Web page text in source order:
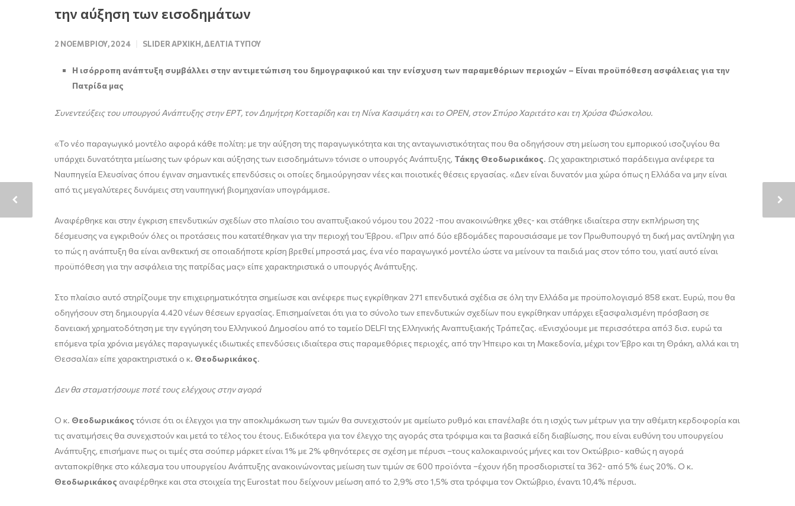
την αύξηση των εισοδημάτων
2 ΝΟΕΜΒΡΊΟΥ, 2024 SLIDER ΑΡΧΙΚΉ,ΔΕΛΤΊΑ ΤΎΠΟΥ
Η ισόρροπη ανάπτυξη συμβάλλει στην αντιμετώπιση του δημογραφικού και την ενίσχυση των παραμεθόριων περιοχών – Είναι προϋπόθεση ασφάλειας για την
Πατρίδα μας
Συνεντεύξεις του υπουργού Ανάπτυξης στην ΕΡΤ, τον Δημήτρη Κοτταρίδη και τη Νίνα Κασιμάτη και τοOPEN, στον Σπύρο Χαριτάτο και τη Χρύσα Φώσκολου.
«Το νέο παραγωγικό μοντέλο αφορά κάθε πολίτη: με την αύξηση της παραγωγικότητα και της ανταγωνιστικότητας που θα οδηγήσουν στη μείωση του εμπορικού ισοζυγίου θα
υπάρχει δυνατότητα μείωσης των φόρων και αύξησης των εισοδημάτων» τόνισε ο υπουργός Ανάπτυξης, Τάκης Θεοδωρικάκος. Ως χαρακτηριστικό παράδειγμα ανέφερε τα
Ναυπηγεία Ελευσίνας όπου έγιναν σημαντικές επενδύσεις οι οποίες δημιούργησαν νέες και ποιοτικές θέσεις εργασίας. «Δεν είναι δυνατόν μια χώρα όπως η Ελλάδα να μην είναι
από τις μεγαλύτερες δυνάμεις στη ναυπηγική βιομηχανία» υπογράμμισε.
Αναφέρθηκε και στην έγκριση επενδυτικών σχεδίων στο πλαίσιο του αναπτυξιακού νόμου του 2022 -που ανακοινώθηκε χθες- και στάθηκε ιδιαίτερα στην εκπλήρωση της
δέσμευσης να εγκριθούν όλες οι προτάσεις που κατατέθηκαν για την περιοχή του Έβρου. «Πριν από δύο εβδομάδες παρουσιάσαμε με τον Πρωθυπουργό τη δική μας αντίληψη για
το πώς η ανάπτυξη θα είναι ανθεκτική σε οποιαδήποτε κρίση βρεθεί μπροστά μας, ένα νέο παραγωγικό μοντέλο ώστε να μείνουν τα παιδιά μας στον τόπο του, γιατί αυτό είναι
προϋπόθεση για την ασφάλεια της πατρίδας μας» είπε χαρακτηριστικά ο υπουργός Ανάπτυξης.
Στο πλαίσιο αυτό στηρίζουμε την επιχειρηματικότητα σημείωσε και ανέφερε πως εγκρίθηκαν 271 επενδυτικά σχέδια σε όλη την Ελλάδα με προϋπολογισμό 858 εκατ. Ευρώ, που θα
οδηγήσουν στη δημιουργία 4.420 νέων θέσεων εργασίας. Επισημαίνεται ότι για το σύνολο των επενδυτικών σχεδίων που εγκρίθηκαν υπάρχει εξασφαλισμένη πρόσβαση σε
δανειακή χρηματοδότηση με την εγγύηση του Ελληνικού Δημοσίου από το ταμείο DELFI της Ελληνικής Αναπτυξιακής Τράπεζας. «Ενισχύουμε με περισσότερα από3 δισ. ευρώ τα
επόμενα τρία χρόνια μεγάλες παραγωγικές ιδιωτικές επενδύσεις ιδιαίτερα στις παραμεθόριες περιοχές, από την Ήπειρο και τη Μακεδονία, μέχρι τον Έβρο και τη Θράκη, αλλά και τη
Θεσσαλία» είπε χαρακτηριστικά ο κ. Θεοδωρικάκος.
Δεν θα σταματήσουμε ποτέ τους ελέγχους στην αγορά
Ο κ. Θεοδωρικάκος τόνισε ότι οι έλεγχοι για την αποκλιμάκωση των τιμών θα συνεχιστούν με αμείωτο ρυθμό και επανέλαβε ότι η ισχύς των μέτρων για την αθέμιτη κερδοφορία και
τις ανατιμήσεις θα συνεχιστούν και μετά το τέλος του έτους. Ειδικότερα για τον έλεγχο της αγοράς στα τρόφιμα και τα βασικά είδη διαβίωσης, που είναι ευθύνη του υπουργείου
Ανάπτυξης, επισήμανε πως οι τιμές στα σούπερ μάρκετ είναι 1% με 2% φθηνότερες σε σχέση με πέρυσι –τους καλοκαιρινούς μήνες και τον Οκτώβριο- καθώς η αγορά
ανταποκρίθηκε στο κάλεσμα του υπουργείου Ανάπτυξης ανακοινώνοντας μείωση των τιμών σε 600 προϊόντα –έχουν ήδη προσδιοριστεί τα 362- από 5% έως 20%. Ο κ.
Θεοδωρικάκος αναφέρθηκε και στα στοιχεία της Eurostat που δείχνουν μείωση από το 2,9% στο 1,5% στα τρόφιμα τον Οκτώβριο, έναντι 10,4% πέρυσι.